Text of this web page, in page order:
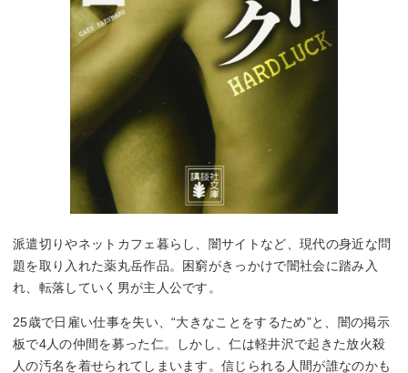
派遣切りやネットカフェ暮らし、闇サイトなど、現代の身近な問
題を取り入れた薬丸岳作品。困窮がきっかけで闇社会に踏み入
れ、転落していく男が主人公です。
25歳で日雇い仕事を失い、“大きなことをするため”と、闇の掲示
板で4人の仲間を募った仁。しかし、仁は軽井沢で起きた放火殺
人の汚名を着せられてしまいます。信じられる人間が誰なのかも